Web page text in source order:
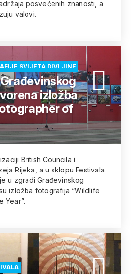
posvećenih znanosti, a
valovi.
SVIJETA DIVLJINE
izložba
of
British Councila i
Rijeka, a u sklopu Festivala
u zgradi Građevinskog
izložba fotografija “Wildlife
Year”.